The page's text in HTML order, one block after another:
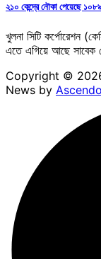
২১০ কেন্দ্রে নৌকা পেয়েছে
খুলনা সিটি কর্পোরেশন
এতে এগিয়ে আছে সাবেক
Copyright ©
News by